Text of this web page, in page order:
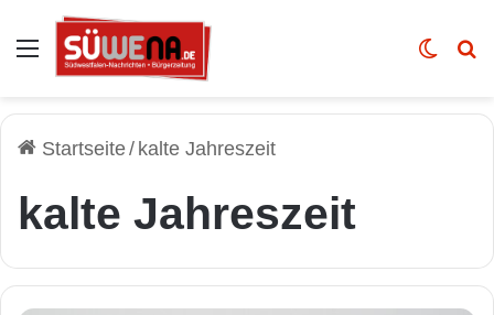
Auswahl Skin
Startseite/ kalte Jahreszeit
kalte Jahreszeit